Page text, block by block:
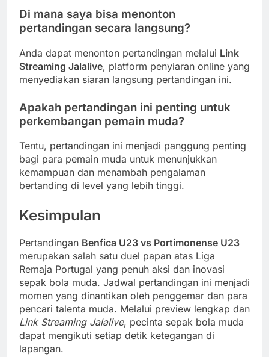
Di mana saya bisa menonton
pertandingan secara langsung?
Anda dapat menonton pertandingan melalui Link
Streaming Jalalive, platform penyiaran online yang
menyediakan siaran langsung pertandingan ini.
Apakah pertandingan ini penting untuk
perkembangan pemain muda?
Tentu, pertandingan ini menjadi panggung penting
bagi para pemain muda untuk menunjukkan
kemampuan dan menambah pengalaman
bertanding di level yang lebih tinggi.
Kesimpulan
Pertandingan Benfica U23 vs Portimonense U23
merupakan salah satu duel papan atas Liga
Remaja Portugal yang penuh aksi dan inovasi
sepak bola muda. Jadwal pertandingan ini menjadi
momen yang dinantikan oleh penggemar dan para
pencari talenta muda. Melalui preview lengkap dan
Link Streaming Jalalive, pecinta sepak bola muda
dapat mengikuti setiap detik ketegangan di
lapangan.